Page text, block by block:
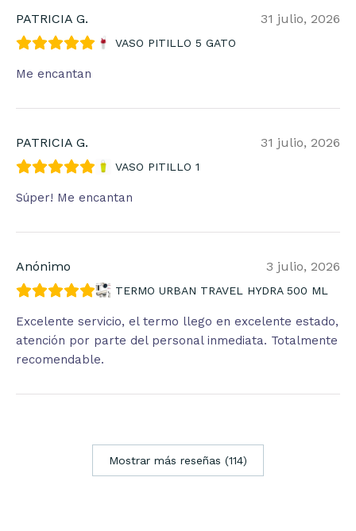
PATRICIA G. 31 julio, 2026
VASO PITILLO 5 GATO
Me encantan
PATRICIA G. 31 julio, 2026
VASO PITILLO 1
Súper! Me encantan
Anónimo 3 julio, 2026
TERMO URBAN TRAVEL HYDRA 500 ML
Excelente servicio, el termo llego en excelente estado,
atención por parte del personal inmediata. Totalmente
recomendable.
Mostrar más reseñas (114)